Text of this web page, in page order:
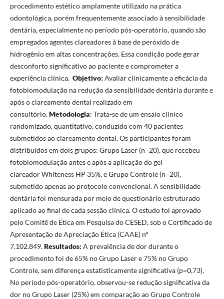
procedimento estético amplamente utilizado na prática
odontológica, porém frequentemente associado à sensibilidade
dentária, especialmente no período pós-operatório, quando são
empregados agentes clareadores à base de peróxido de
hidrogênio em altas concentrações. Essa condição pode gerar
desconforto significativo ao paciente e comprometer a
experiência clínica. Objetivo: Avaliar clinicamente a eficácia da
fotobiomodulação na redução da sensibilidade dentária durante e
após o clareamento dental realizado em
consultório.Metodologia: Trata-se de um ensaio clínico
randomizado, quantitativo, conduzido com 40 pacientes
submetidos ao clareamento dental. Os participantes foram
distribuídos em dois grupos: Grupo Laser (n=20), que recebeu
fotobiomodulação antes e após a aplicação do gel
clareador Whiteness HP 35%, e Grupo Controle (n=20),
submetido apenas ao protocolo convencional. A sensibilidade
dentária foi mensurada por meio de questionário estruturado
aplicado ao final de cada sessão clínica. O estudo foi aprovado
pelo Comitê de Ética em Pesquisa do CESED, sob o Certificado de
Apresentação de Apreciação Ética (CAAE) nº
7.102.849.Resultados: A prevalência de dor durante o
procedimento foi de 65% no Grupo Laser e 75% no Grupo
Controle, sem diferença estatisticamente significativa (p=0,73).
No período pós-operatório, observou-se redução significativa da
dor no Grupo Laser (25%) em comparação ao Grupo Controle